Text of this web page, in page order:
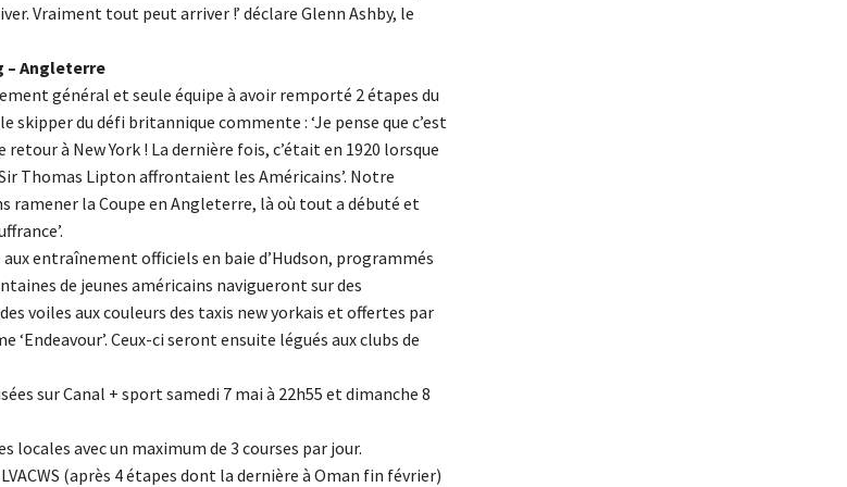
Vraiment tout peut arriver !’ déclare Glenn Ashby, le
– Angleterre
général et seule équipe à avoir remporté 2 étapes du
skipper du défi britannique commente : ‘Je pense que c’est
à New York ! La dernière fois, c’était en 1920 lorsque
Thomas Lipton affrontaient les Américains’. Notre
ramener la Coupe en Angleterre, là où tout a débuté et
aux entraînement officiels en baie d’Hudson, programmés
de jeunes américains navigueront sur des
voiles aux couleurs des taxis new yorkais et offertes par
‘Endeavour’. Ceux-ci seront ensuite légués aux clubs de
sur Canal + sport samedi 7 mai à 22h55 et dimanche 8
locales avec un maximum de 3 courses par jour.
(après 4 étapes dont la dernière à Oman fin février)